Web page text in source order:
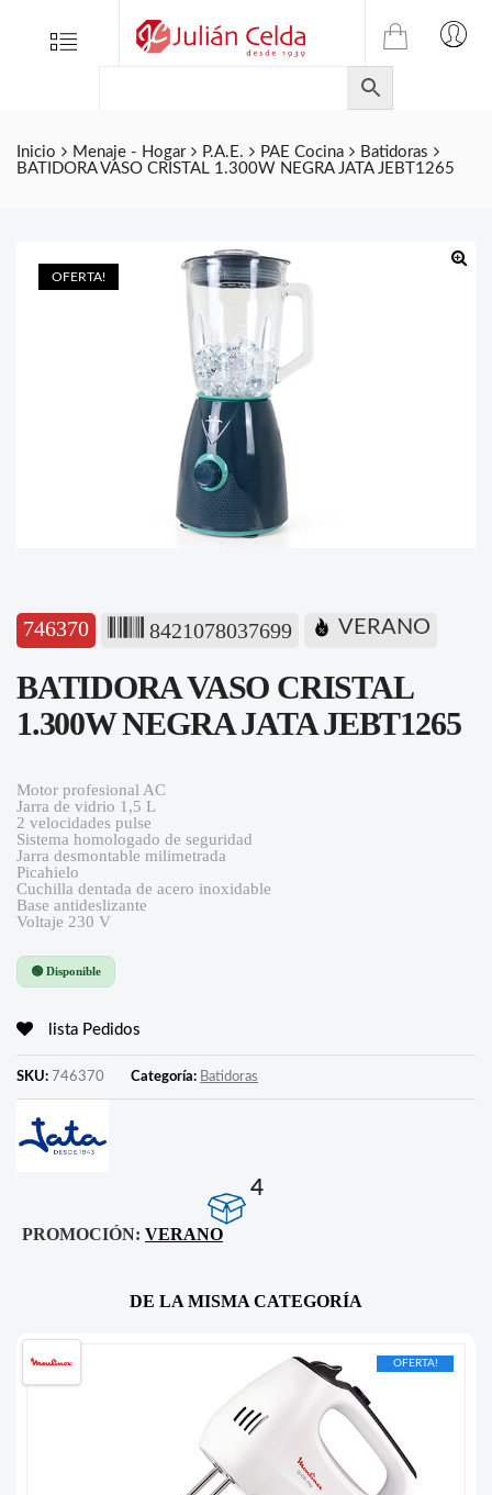
Menu
TIENDA
ONLINE
DE
JULIAN
CELDA
S.L.
Inicio Menaje - Hogar P.A.E. PAE Cocina
Batidoras
BATIDORA VASO CRISTAL 1.300W NEGRA JATA JEBT1265
OFERTA!
746370 8421078037699 VERANO
BATIDORA VASO CRISTAL
1.300W NEGRA JATA JEBT1265
Motor profesional AC
Jarra de vidrio 1,5 L
2 velocidades pulse
Sistema homologado de seguridad
Jarra desmontable milimetrada
Picahielo
Cuchilla dentada de acero inoxidable
Base antideslizante
Voltaje 230 V
🟢 Disponible
lista Pedidos
SKU: 746370 Categoría: Batidoras
4
PROMOCIÓN: VERANO
DE LA MISMA CATEGORÍA
OFERTA!
Folletos
Contacto